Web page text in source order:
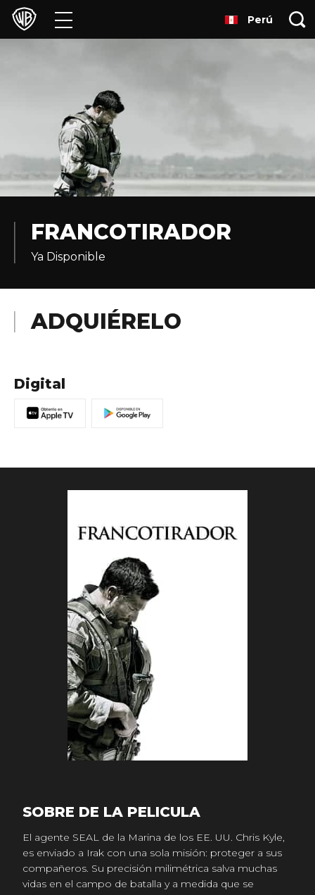
Películas
Juegos y Aplicaciones
Franquicias
Colecciones
Experiencias
Perú
FRANCOTIRADOR
Ya Disponible
ADQUIÉRELO
Digital
SOBRE DE LA PELICULA
El agente SEAL de la Marina de los EE. UU. Chris Kyle,
es enviado a Irak con una sola misión: proteger a sus
compañeros. Su precisión milimétrica salva muchas
vidas en el campo de batalla y a medida que se